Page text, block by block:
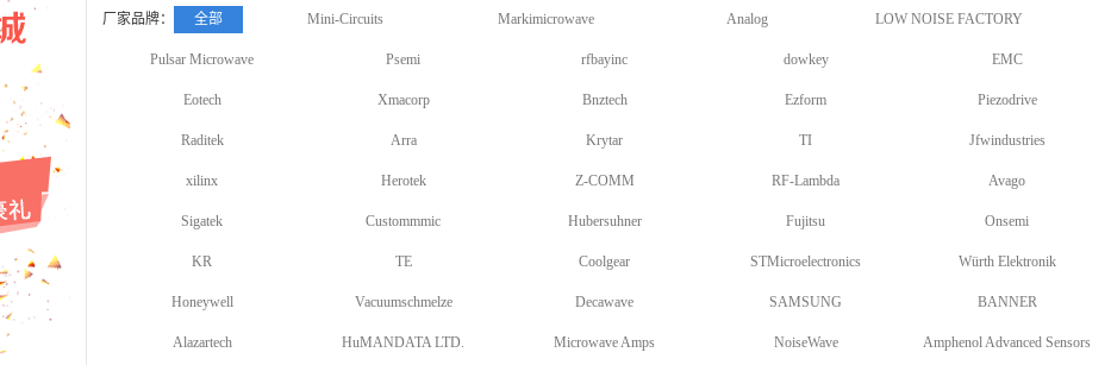
厂家品牌： 全部 Mini-Circuits Markimicrowave Analog LOW NOISE FACTORY
Pulsar Microwave Psemi rfbayinc dowkey EMC
Eotech Xmacorp Bnztech Ezform Piezodrive
Raditek Arra Krytar TI Jfwindustries
xilinx Herotek Z-COMM RF-Lambda Avago
Sigatek Custommmic Hubersuhner Fujitsu Onsemi
KR TE Coolgear STMicroelectronics Würth Elektronik
Honeywell Vacuumschmelze Decawave SAMSUNG BANNER
Alazartech HuMANDATA LTD. Microwave Amps NoiseWave Amphenol Advanced Sensors